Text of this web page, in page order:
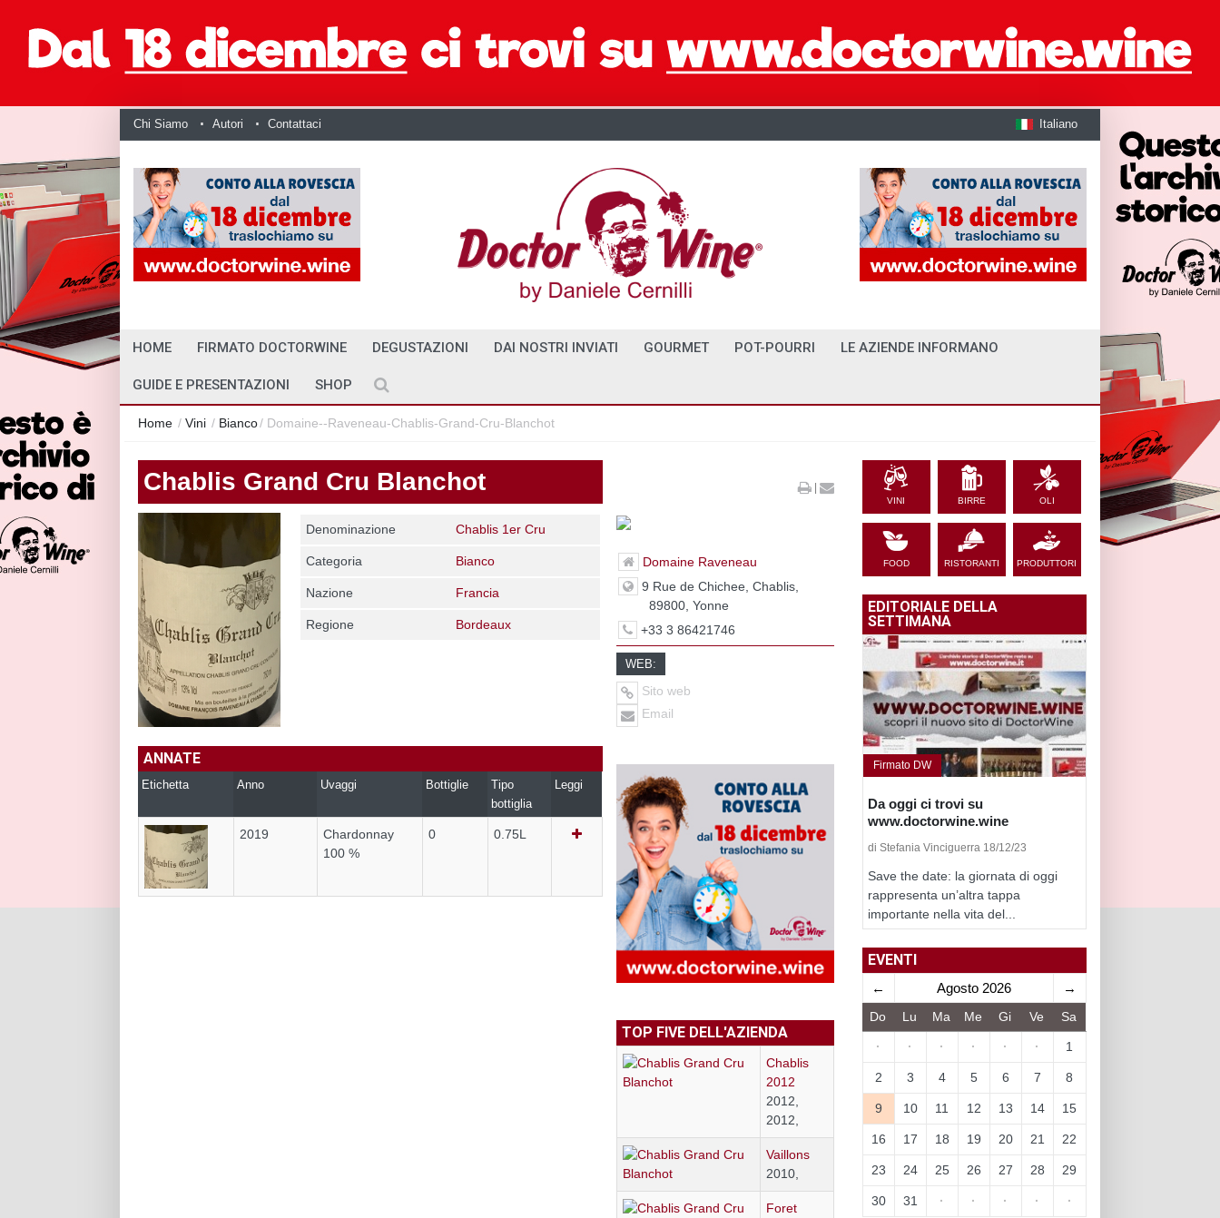
Chi Siamo Autori Contattaci Italiano
HOME FIRMATO DOCTORWINE DEGUSTAZIONI DAI NOSTRI INVIATI GOURMET POT-POURRI LE AZIENDE INFORMANO
GUIDE E PRESENTAZIONI SHOP
Home / Vini / Bianco/ Domaine--raveneau-Chablis-Grand-Cru-Blanchot
Chablis Grand Cru Blanchot
Denominazione Chablis 1er Cru
Categoria Bianco
Nazione Francia
Regione Bordeaux
ANNATE
Etichetta Anno Uvaggi Bottiglie
Tipo
bottiglia
Leggi
2019
Chardonnay
100 %
0 0.75L
|
Domaine Raveneau
9 Rue de Chichee, Chablis,
89800, Yonne
+33 3 86421746
WEB:
Sito web
Email
TOP FIVE DELL'AZIENDA
Chablis
2012
2012,
2012,
Vaillons
2010,
Foret
VINI BIRRE OLI
FOOD RISTORANTI PRODUTTORI
EDITORIALE DELLA
SETTIMANA
Firmato DW
Da oggi ci trovi su
www.doctorwine.wine
di Stefania Vinciguerra 18/12/23
Save the date: la giornata di oggi
rappresenta un’altra tappa
importante nella vita del...
EVENTI
← Agosto 2026 →
Do Lu Ma Me Gi Ve Sa
· · · · · · 1
2 3 4 5 6 7 8
9 10 11 12 13 14 15
16 17 18 19 20 21 22
23 24 25 26 27 28 29
30 31 · · · · ·